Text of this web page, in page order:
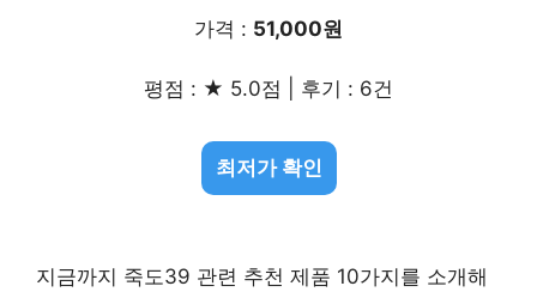
가격 : 51,000원
평점 : ★ 5.0점 | 후기 : 6건
최저가 확인
지금까지 죽도39 관련 추천 제품 10가지를 소개해